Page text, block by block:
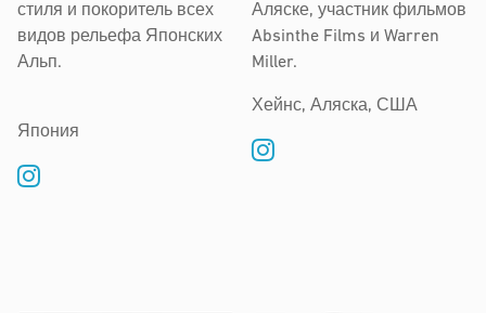
стиля и покоритель всех
видов рельефа Японских
Альп.
Япония
Аляске, участник фильмов
Absinthe Films и Warren
Miller.
Хейнс, Аляска, США